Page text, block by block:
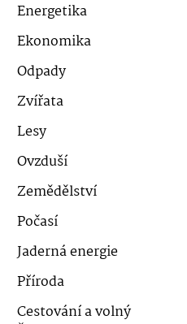
Energetika
Ekonomika
Odpady
Zvířata
Lesy
Ovzduší
Zemědělství
Počasí
Jaderná energie
Příroda
Cestování a volný